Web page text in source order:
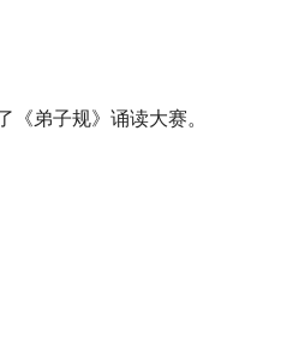
弟子规》诵读大赛。